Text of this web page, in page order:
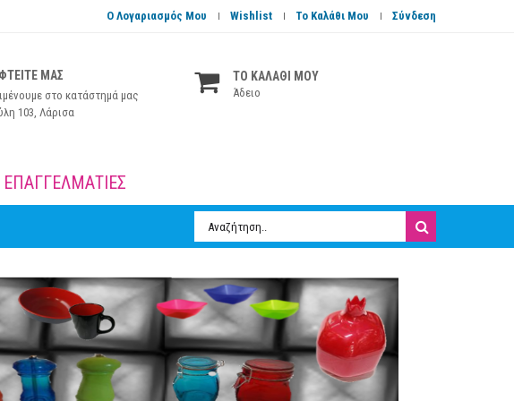
Ο Λογαριασμός Μου Wishlist Το Καλάθι Μου Σύνδεση
ΜΑΣ
στο κατάστημά μας
103, Λάρισα
ΤΟ ΚΑΛΑΘΙ ΜΟΥ
Άδειο